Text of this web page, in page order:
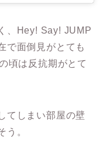
、
Hey! Say! JUMP
で面倒見がとても
頃は反抗期がとて
てしまい部屋の壁
う。